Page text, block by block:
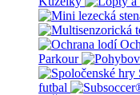
Parkour
futbal